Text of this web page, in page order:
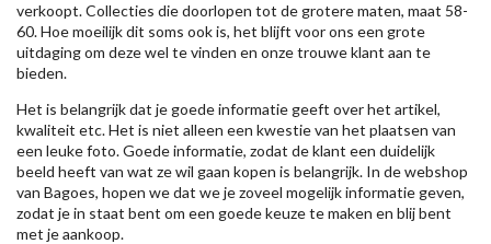
verkoopt. Collecties die doorlopen tot de grotere maten, maat 58-
60. Hoe moeilijk dit soms ook is, het blijft voor ons een grote
uitdaging om deze wel te vinden en onze trouwe klant aan te
bieden.
Het is belangrijk dat je goede informatie geeft over het artikel,
kwaliteit etc. Het is niet alleen een kwestie van het plaatsen van
een leuke foto. Goede informatie, zodat de klant een duidelijk
beeld heeft van wat ze wil gaan kopen is belangrijk. In de webshop
van Bagoes, hopen we dat we je zoveel mogelijk informatie geven,
zodat je in staat bent om een goede keuze te maken en blij bent
met je aankoop.